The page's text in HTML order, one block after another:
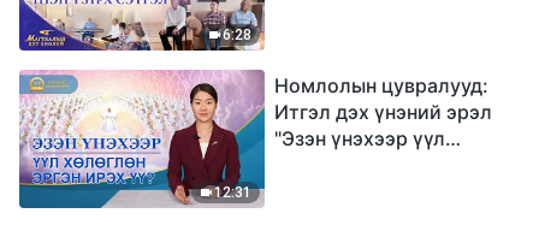
6:28
12:31
Номлолын цувралууд:
Итгэл дэх үнэний эрэл
"Эзэн үнэхээр үүл